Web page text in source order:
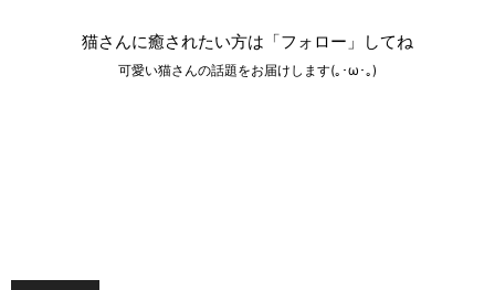
猫さんに癒されたい方は「フォロー」してね
可愛い猫さんの話題をお届けします(｡･ω･｡)